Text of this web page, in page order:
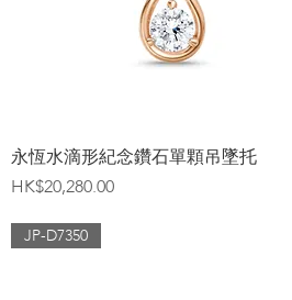
永恆水滴形紀念鑽石單顆吊墜托
價格
HK$20,280.00
JP-D7350